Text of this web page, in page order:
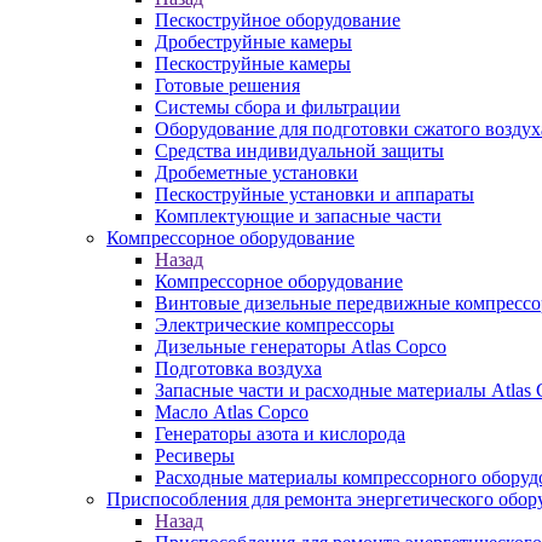
Пескоструйное оборудование
Дробеструйные камеры
Пескоструйные камеры
Готовые решения
Системы сбора и фильтрации
Оборудование для подготовки сжатого
Средства индивидуальной защиты
Дробеметные установки
Пескоструйные установки и аппараты
Комплектующие и запасные части
Компрессорное оборудование
Назад
Компрессорное оборудование
Винтовые дизельные передвижные
Электрические компрессоры
Дизельные генераторы Atlas Copco
Подготовка воздуха
Запасные части и расходные материалы Atlas
Масло Atlas Copco
Генераторы азота и кислорода
Ресиверы
Расходные материалы компрессорного
Приспособления для ремонта энергетического
Назад